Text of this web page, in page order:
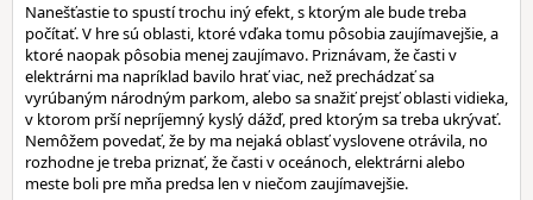
Nanešťastie to spustí trochu iný efekt, s ktorým ale bude treba
počítať. V hre sú oblasti, ktoré vďaka tomu pôsobia zaujímavejšie, a
ktoré naopak pôsobia menej zaujímavo. Priznávam, že časti v
elektrárni ma napríklad bavilo hrať viac, než prechádzať sa
vyrúbaným národným parkom, alebo sa snažiť prejsť oblasti vidieka,
v ktorom prší nepríjemný kyslý dážď, pred ktorým sa treba ukrývať.
Nemôžem povedať, že by ma nejaká oblasť vyslovene otrávila, no
rozhodne je treba priznať, že časti v oceánoch, elektrárni alebo
meste boli pre mňa predsa len v niečom zaujímavejšie.